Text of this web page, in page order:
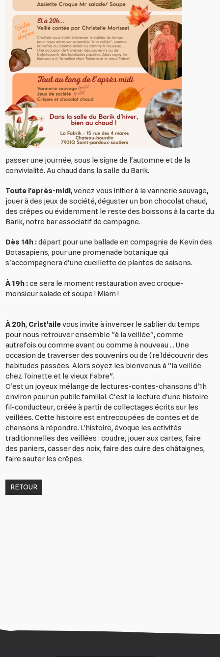
passer une journée, sous le signe de l'automne et de la
convivialité. Au chaud dans la salle du Barik.
Toute l'après-midi, venez vous initier à la vannerie sauvage,
jouer à des jeux de société, déguster un bon chocolat chaud,
des crêpes ou évidemment le reste des boissons à la carte du
Barik, notre bar associatif de campagne.
Dès 14h :départ pour une ballade en compagnie de Kevin des
Botasapiens, pour une promenade botanique qui
s'accompagnera d'une cueillette de plantes de saisons.
À 19h :ce sera le moment restauration avec croque-
monsieur salade et soupe ! Miam !
À 20h, Crist'ailevous invite à inverser le sablier du temps
pour nous retrouver ensemble "à la veillée", comme
autrefois ou comme avant ou comme à nouveau ... Une
occasion de traverser des souvenirs ou de (re)découvrir des
habitudes passées. Alors soyez les bienvenus à "la veillée
chez Toinette et le vieux Fabre".
C'est un joyeux mélange de lectures-contes-chansons d'1h
environ pour un public familial. C'est la lecture d'une histoire
fil-conducteur, créée à partir de collectages écrits sur les
veillées. Cette histoire est entrecoupées de contes et de
chansons à répondre. L'histoire, évoque les activités
traditionnelles des veillées : coudre, jouer aux cartes, faire
des paniers, casser des noix, faire des cuire des châtaignes,
faire sauter les crêpes
RETOUR